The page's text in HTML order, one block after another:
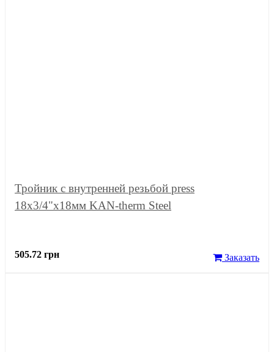
Тройник с внутренней резьбой press
18x3/4"x18мм KAN-therm Steel
505.72 грн Заказать